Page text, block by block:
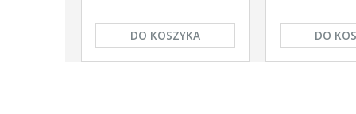
DO KOSZYKA DO